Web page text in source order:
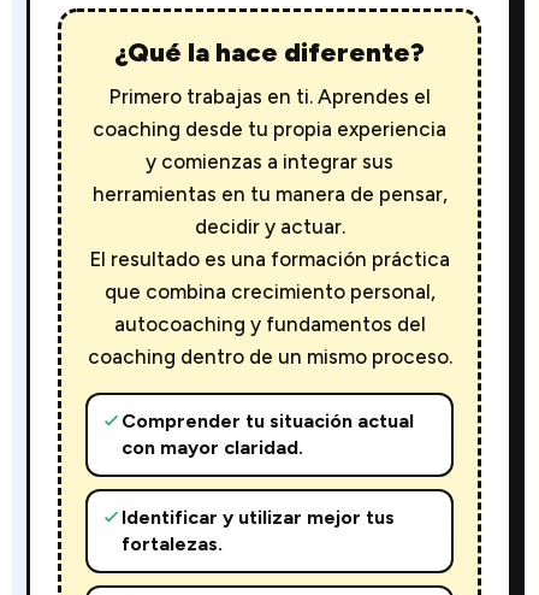
¿Qué la hace diferente?
Primero trabajas en ti. Aprendes el
coaching desde tu propia experiencia
y comienzas a integrar sus
herramientas en tu manera de pensar,
decidir y actuar.
El resultado es una formación práctica
que combina crecimiento personal,
autocoaching y fundamentos del
coaching dentro de un mismo proceso.
Comprender tu situación actual
con mayor claridad.
Identificar y utilizar mejor tus
fortalezas.